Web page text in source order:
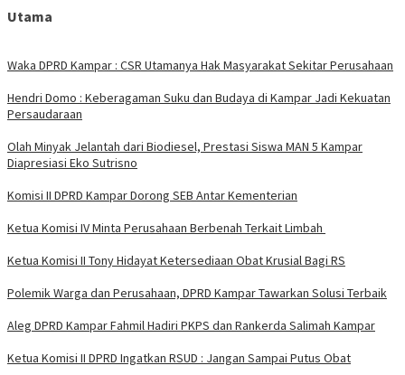
Utama
Waka DPRD Kampar : CSR Utamanya Hak Masyarakat Sekitar Perusahaan
Hendri Domo : Keberagaman Suku dan Budaya di Kampar Jadi Kekuatan
Persaudaraan
Olah Minyak Jelantah dari Biodiesel, Prestasi Siswa MAN 5 Kampar
Diapresiasi Eko Sutrisno
Komisi II DPRD Kampar Dorong SEB Antar Kementerian
Ketua Komisi IV Minta Perusahaan Berbenah Terkait Limbah
Ketua Komisi II Tony Hidayat Ketersediaan Obat Krusial Bagi RS
Polemik Warga dan Perusahaan, DPRD Kampar Tawarkan Solusi Terbaik
Aleg DPRD Kampar Fahmil Hadiri PKPS dan Rankerda Salimah Kampar
Ketua Komisi II DPRD Ingatkan RSUD : Jangan Sampai Putus Obat